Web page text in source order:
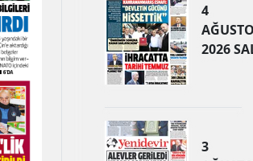
4
2026
3